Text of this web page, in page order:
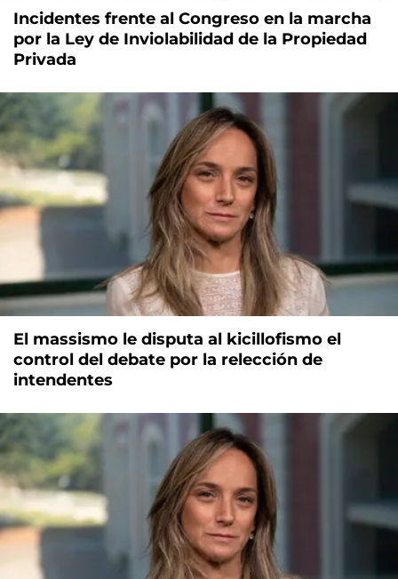
Incidentes frente al Congreso en la marcha
por la Ley de Inviolabilidad de la Propiedad
Privada
El massismo le disputa al kicillofismo el
control del debate por la relección de
intendentes